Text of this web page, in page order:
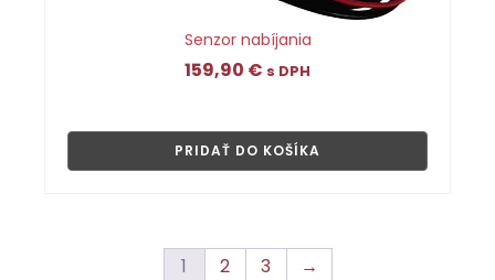
Senzor nabíjania
159,90 € s DPH
PRIDAŤ DO KOŠÍKA
1 2 3 →